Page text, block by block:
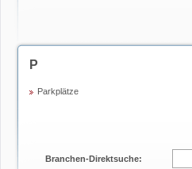
P
Parkplätze
Branchen-Direktsuche: